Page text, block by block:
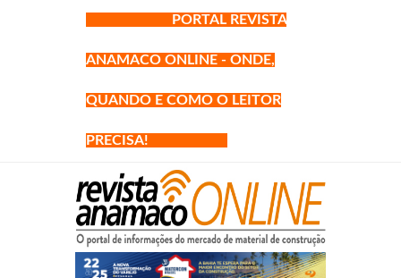
PORTAL REVISTA
ANAMACO ONLINE - ONDE,
QUANDO E COMO O LEITOR
PRECISA!